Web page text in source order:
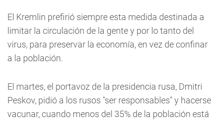
El Kremlin prefirió siempre esta medida destinada a
limitar la circulación de la gente y por lo tanto del
virus, para preservar la economía, en vez de confinar
a la población.
El martes, el portavoz de la presidencia rusa, Dmitri
Peskov, pidió a los rusos "ser responsables" y hacerse
vacunar, cuando menos del 35% de la población está